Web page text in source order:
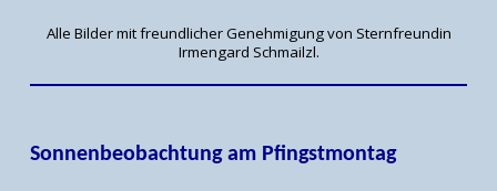
Alle Bilder mit freundlicher Genehmigung von Sternfreundin
Irmengard Schmailzl.
Sonnenbeobachtung am Pfingstmontag